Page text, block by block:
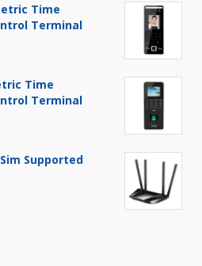
Time
Terminal
Time
Terminal
Supported